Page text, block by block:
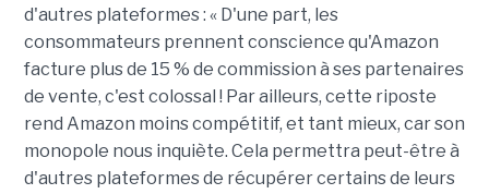
d'autres plateformes : « D'une part, les
consommateurs prennent conscience qu'Amazon
facture plus de 15 % de commission à ses partenaires
de vente, c'est colossal ! Par ailleurs, cette riposte
rend Amazon moins compétitif, et tant mieux, car son
monopole nous inquiète. Cela permettra peut-être à
d'autres plateformes de récupérer certains de leurs